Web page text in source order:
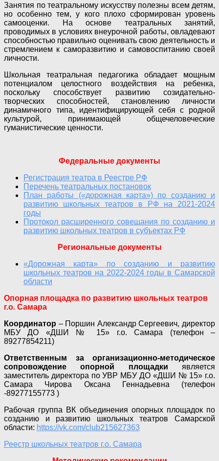
Занятия по театральному искусству полезны всем детям,
но особенно тем, у кого плохо сформирован уровень
самооценки. На основе театральных заня­тий,
проводимых в условиях внеурочной работы, овладевают
способностью правильно оценивать свою деятель­ность и
стремлением к саморазвитию и самовоспи­танию своей
личности.
Школьная театральная педагогика обладает мощным
потенциалом целостного воздействия на ребенка,
поскольку способствует развитию созидательно-
творческих способностей, становлению личности
динамичного типа, идентифицирующей себя с родной
культурой, принимающей общечеловеческие
гуманистические ценности.
Федеральные документы
Регистрация театра в Реестре РФ
Перечень театральных постановок
План работы («дорожная карта») по созданию и
развитию школьных театров в РФ на 2021-2024
годы
Протокол расширенного совещания по созданию и
развитию школьных театров в субъектах РФ
Региональные документы
«Дорожная карта» по созданию и развитию
школьных театров на 2022-2024 годы в Самарской
области
Опорная площадка по развитию школьных театров
г.о. Самара
Координатор – Поршин Александр Сергеевич, директор
МБУ ДО «ДШИ № 15» г.о. Самара (телефон –
89277854211)
Ответственным за организационно-методическое
сопровождение опорной площадки является
заместитель директора по УВР МБУ ДО «ДШИ № 15» г.о.
Самара Чирова Оксана Геннадьевна (телефон
-89277155773 )
Рабочая группа ВК объединения опорных площадок по
созданию и развитию школьных театров Самарской
области: https://vk.com/club215627363
Реестр школьных театров г.о. Самара